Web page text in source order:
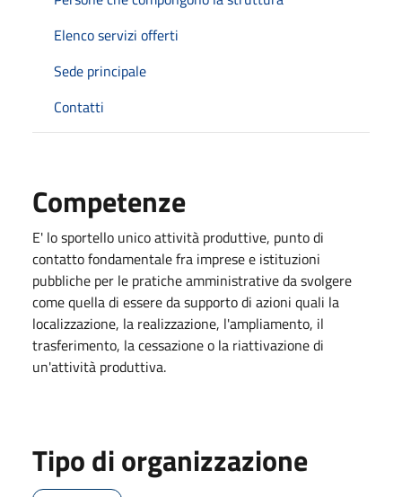
Elenco servizi offerti
Sede principale
Contatti
Competenze
E' lo sportello unico attività produttive, punto di
contatto fondamentale fra imprese e istituzioni
pubbliche per le pratiche amministrative da svolgere
come quella di essere da supporto di azioni quali la
localizzazione, la realizzazione, l'ampliamento, il
trasferimento, la cessazione o la riattivazione di
un'attività produttiva.
Tipo di organizzazione